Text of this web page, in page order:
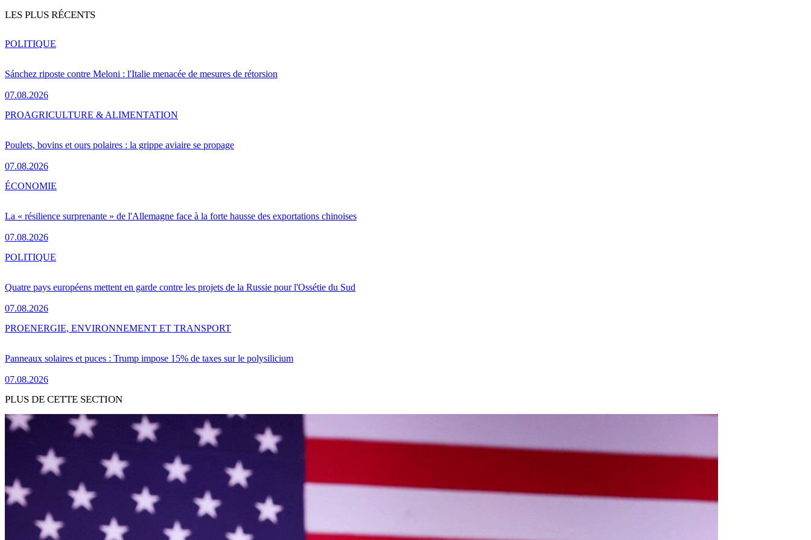
LES PLUS RÉCENTS
Sánchez riposte contre Meloni : l'Italie menacée de mesures de rétorsion
07.08.2026
POLITIQUE
Poulets, bovins et ours polaires : la grippe aviaire se propage
07.08.2026
PROAGRICULTURE & ALIMENTATION
La « résilience surprenante » de l'Allemagne face à la forte hausse des exportations chinoises
07.08.2026
ÉCONOMIE
Quatre pays européens mettent en garde contre les projets de la Russie pour l'Ossétie du Sud
07.08.2026
POLITIQUE
Panneaux solaires et puces : Trump impose 15% de taxes sur le polysilicium
07.08.2026
PROENERGIE, ENVIRONNEMENT ET TRANSPORT
PLUS DE CETTE SECTION